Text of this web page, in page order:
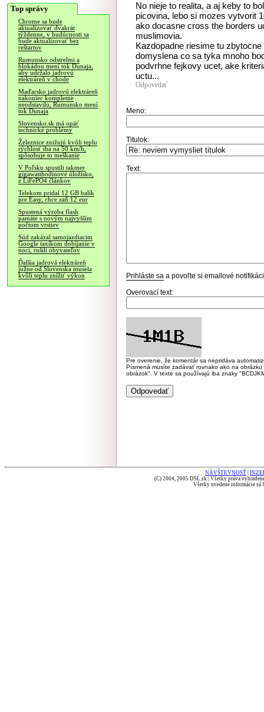
Top správy
Chrome sa bude
aktualizovať dvakrát
týždenne, v budúcnosti sa
bude aktualizovať bez
reštartov
Rumunsko odstrelmi a
blokádou mení tok Dunaja,
aby udržalo jadrovú
elektráreň v chode
Maďarsko jadrovú elektráreň
nakoniec kompletne
neodstavilo, Rumunsko mení
tok Dunaja
Slovensko.sk má opäť
technické problémy
Železnice znižujú kvôli teplu
rýchlosť iba na 50 km/h,
spôsobuje to meškanie
V Poľsku spustili takmer
gigawatthodinové úložisko,
z LiFePO4 článkov
Telekom pridal 12 GB balík
pre Easy, chce zaň 12 eur
Spustená výroba flash
pamäte s novým najvyšším
počtom vrstiev
Súd zakázal samojazdiacim
Google taxíkom dobíjanie v
noci, rušili obyvateľov
Ďalšia jadrová elektráreň
južne od Slovenska musela
kvôli teplu znížiť výkon
No nieje to realita, a aj keby to
picovina, lebo si mozes vytvorit
ako docasne cross the borders
muslimovia.
Kazdopadne riesime tu
domyslena co sa tyka mnoho
podvrhne fejkovy ucet, ake
uctu...
Odpovedať
Meno:
Titulok:
Text:
Prihláste sa a povoľte si emailové
Overovací text:
Pre overenie, že komentár sa nepridáva
Písmená musíte zadávať rovnako ako na
obrázok". V texte sa používajú iba znaky
NÁVŠTEVNOSŤ
(C) 2004, 2005 DSL.sk | Všetky práva
Všetky uvedené informácie sú